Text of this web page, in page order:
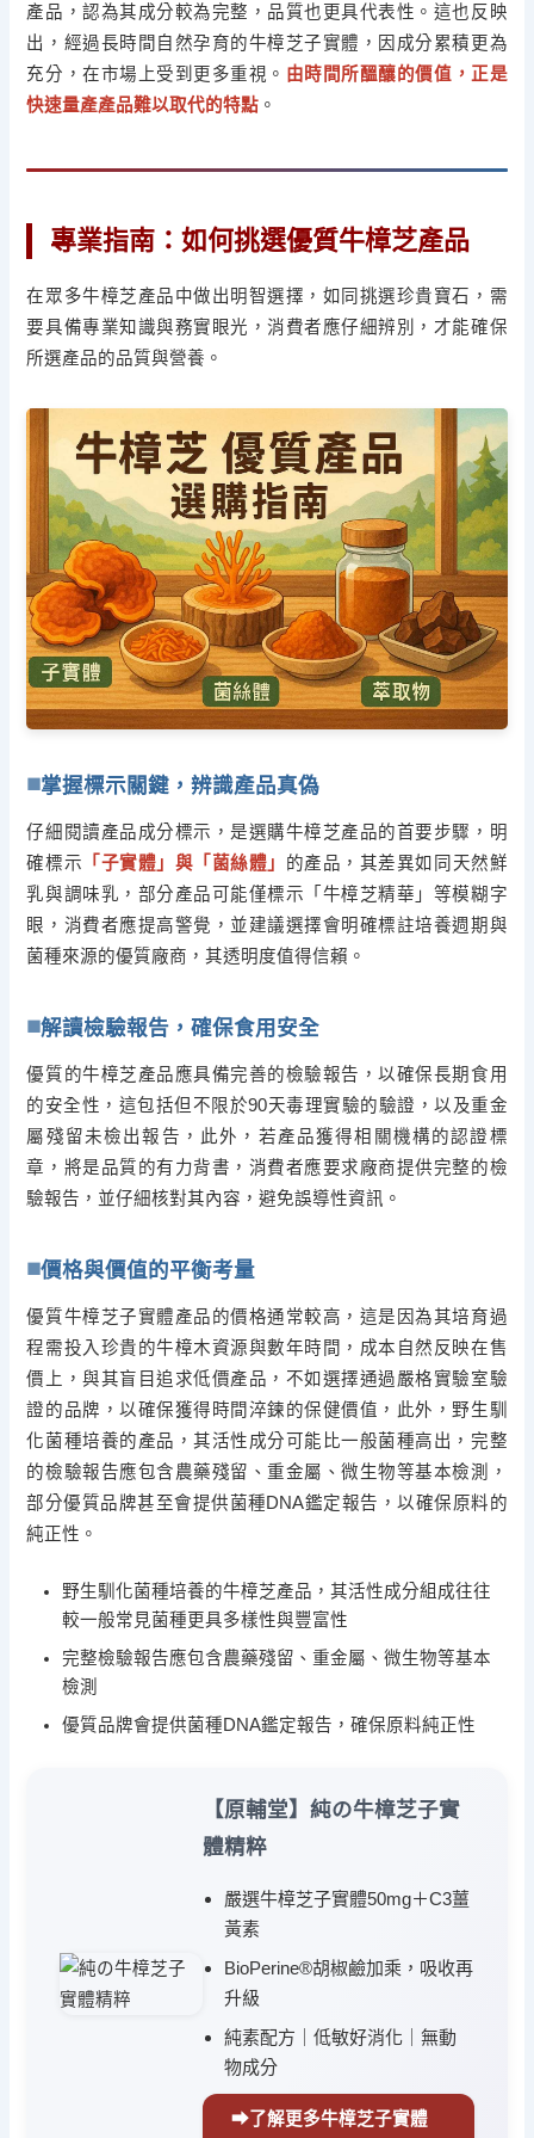
產品，認為其成分較為完整，品質也更具代表性。這也反映
出，經過長時間自然孕育的牛樟芝子實體，因成分累積更為
充分，在市場上受到更多重視。 由時間所醞釀的價值，正是
快速量產產品難以取代的特點 。
專業指南：如何挑選優質牛樟芝產品
在眾多牛樟芝產品中做出明智選擇，如同挑選珍貴寶石，需
要具備專業知識與務實眼光，消費者應仔細辨別，才能確保
所選產品的品質與營養。
掌握標示關鍵，辨識產品真偽
仔細閱讀產品成分標示，是選購牛樟芝產品的首要步驟，明
確標示 「子實體」與「菌絲體」 的產品，其差異如同天然鮮
乳與調味乳，部分產品可能僅標示「牛樟芝精華」等模糊字
眼，消費者應提高警覺，並建議選擇會明確標註培養週期與
菌種來源的優質廠商，其透明度值得信賴。
解讀檢驗報告，確保食用安全
優質的牛樟芝產品應具備完善的檢驗報告，以確保長期食用
的安全性，這包括但不限於90天毒理實驗的驗證，以及重金
屬殘留未檢出報告，此外，若產品獲得相關機構的認證標
章，將是品質的有力背書，消費者應要求廠商提供完整的檢
驗報告，並仔細核對其內容，避免誤導性資訊。
價格與價值的平衡考量
優質牛樟芝子實體產品的價格通常較高，這是因為其培育過
程需投入珍貴的牛樟木資源與數年時間，成本自然反映在售
價上，與其盲目追求低價產品，不如選擇通過嚴格實驗室驗
證的品牌，以確保獲得時間淬鍊的保健價值，此外，野生馴
化菌種培養的產品，其活性成分可能比一般菌種高出，完整
的檢驗報告應包含農藥殘留、重金屬、微生物等基本檢測，
部分優質品牌甚至會提供菌種DNA鑑定報告，以確保原料的
純正性。
野生馴化菌種培養的牛樟芝產品，其活性成分組成往往
較一般常見菌種更具多樣性與豐富性
完整檢驗報告應包含農藥殘留、重金屬、微生物等基本
檢測
優質品牌會提供菌種DNA鑑定報告，確保原料純正性
【原輔堂】純の牛樟芝子實
體精粹
嚴選牛樟芝子實體50mg＋C3薑
黃素
BioPerine®胡椒鹼加乘，吸收再
升級
純素配方｜低敏好消化｜無動
物成分
⮕了解更多牛樟芝子實體